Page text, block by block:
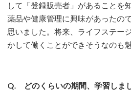
して「登録販売者」があることを
薬品や健康管理に興味があったの
思いました。将来、ライフステー
かして働くことができそうなのも
Q. どのくらいの期間、学習しま